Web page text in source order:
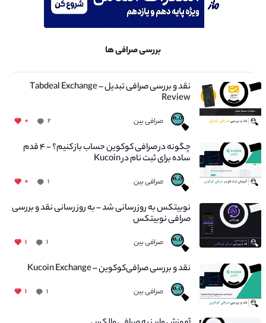
بررسی صرافی ها
نقد و بررسی صرافی تبدیل – Tabdeal Exchange
Review
صرافی بین ۲ ۰
چگونه در صرافی کوکوین حساب باز کنیم؟ - ۴ قدم
ساده برای ثبت نام در Kucoin
صرافی بین ۱ ۰
نوبیتکس به روزرسانی شد – به روز رسانی نقد و بررسی
صرافی نوبیتکس
صرافی بین ۱ ۱
نقد و بررسی صرافی‌کوکوین – Kucoin Exchange
صرافی بین ۱ ۱